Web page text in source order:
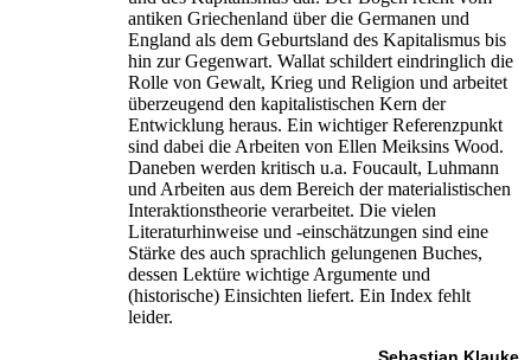
antiken Griechenland über die Germanen und
England als dem Geburtsland des Kapitalismus bis
hin zur Gegenwart. Wallat schildert eindringlich die
Rolle von Gewalt, Krieg und Religion und arbeitet
überzeugend den kapitalistischen Kern der
Entwicklung heraus. Ein wichtiger Referenzpunkt
sind dabei die Arbeiten von Ellen Meiksins Wood.
Daneben werden kritisch u.a. Foucault, Luhmann
und Arbeiten aus dem Bereich der materialistischen
Interaktionstheorie verarbeitet. Die vielen
Literaturhinweise und -einschätzungen sind eine
Stärke des auch sprachlich gelungenen Buches,
dessen Lektüre wichtige Argumente und
(historische) Einsichten liefert. Ein Index fehlt
leider.
Sebastian Klauke